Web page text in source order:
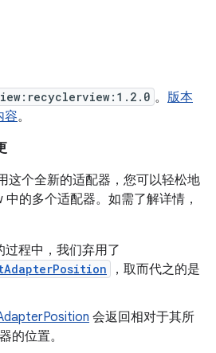
。 版本
容。
这个全新的适配器，您可以轻松地
的多个适配器。如需了解详情，
程中，我们弃用了
，取而代之的是
会返回相对于其所
的位置。